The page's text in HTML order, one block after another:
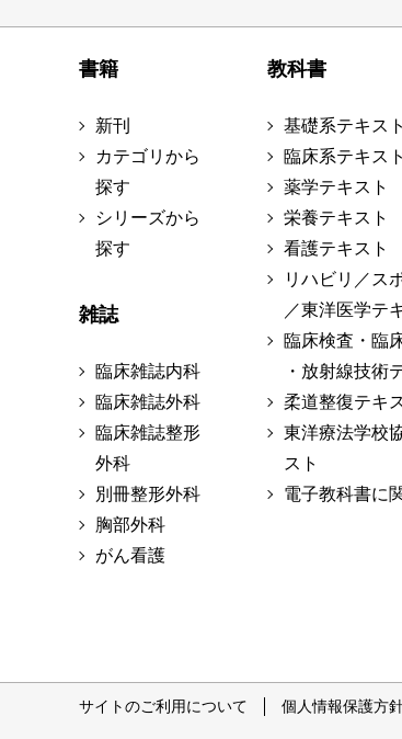
書籍
新刊
カテゴリから
探す
シリーズから
探す
雑誌
臨床雑誌内科
臨床雑誌外科
臨床雑誌整形
外科
別冊整形外科
胸部外科
がん看護
教科書
基礎系テキスト
臨床系テキスト
薬学テキスト
栄養テキスト
看護テキスト
リハビリ／ス
／東洋医学テ
臨床検査・臨
・放射線技術
柔道整復テキ
東洋療法学校
スト
電子教科書に
サイトのご利用について 個人情報保護方